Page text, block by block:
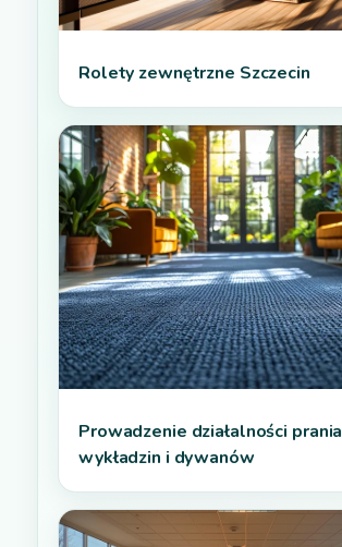
Rolety zewnętrzne Szczecin
Prowadzenie działalności prania
wykładzin i dywanów